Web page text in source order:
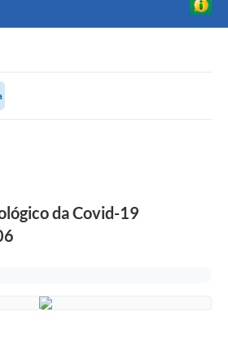
da Covid-19